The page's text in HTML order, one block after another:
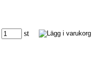
st